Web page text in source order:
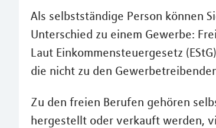
Als selbstständige Person können
Unterschied zu einem Gewerbe:
Laut Einkommensteuergesetz
die nicht zu den
Zu den freien Berufen gehören
hergestellt oder verkauft werden,